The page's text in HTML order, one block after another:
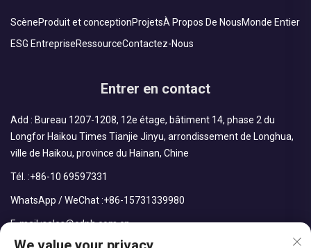
ScèneProduit et conceptionProjetsÀ Propos De NousMonde Entier
ESG EntrepriseRessourceContactez-Nous
Entrer en contact
Add : Bureau 1207-1208, 12e étage, bâtiment 14, phase 2 du
Longfor Haikou Times Tianjie Jinyu, arrondissement de Longhua,
ville de Haikou, province du Hainan, Chine
Tél. :+86-10 69597331
WhatsApp / WeChat :+86-15731339980
E-mail :sales@cdph.com.cn